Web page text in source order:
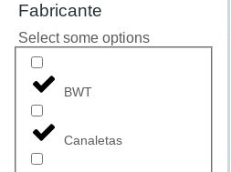
Fabricante
Select some options
BWT
Canaletas